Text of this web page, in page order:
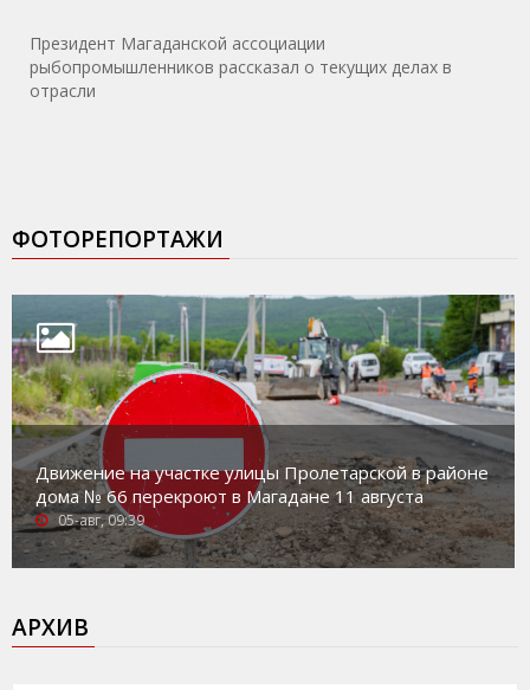
Президент Магаданской ассоциации
рыбопромышленников рассказал о текущих делах в
отрасли
ФОТОРЕПОРТАЖИ
Движение на участке улицы Пролетарской в районе
дома № 66 перекроют в Магадане 11 августа
05-авг, 09:39
АРХИВ